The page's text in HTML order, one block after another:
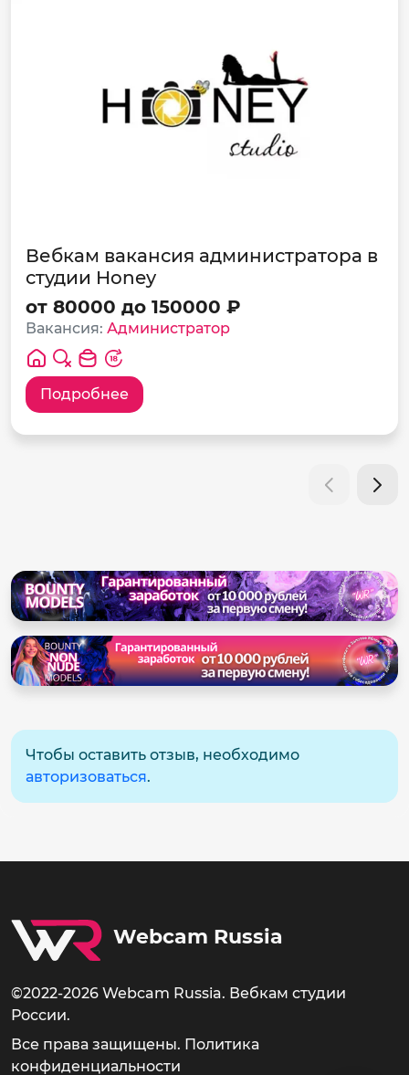
Вебкам вакансия администратора в
студии Honey
от 80000 до 150000 ₽
Вакансия: Администратор
Подробнее
Чтобы оставить отзыв, необходимо
авторизоваться.
Webcam Russia
©2022-2026 Webcam Russia. Вебкам студии
России.
Все права защищены. Политика
конфиденциальности